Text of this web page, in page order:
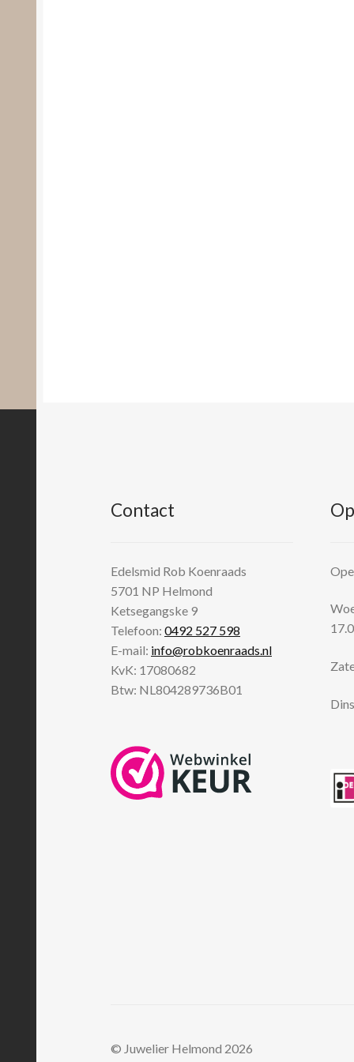
Contact
Edelsmid Rob Koenraads
5701 NP Helmond
Ketsegangske 9
Telefoon:0492 527 598
E-mail: info@robkoenraads.nl
KvK: 17080682
Btw: NL804289736B01
© Juwelier Helmond 2026